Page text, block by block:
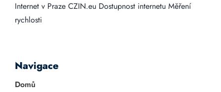
Internet v Praze CZIN.eu Dostupnost internetu Měření
rychlosti
Navigace
Domů